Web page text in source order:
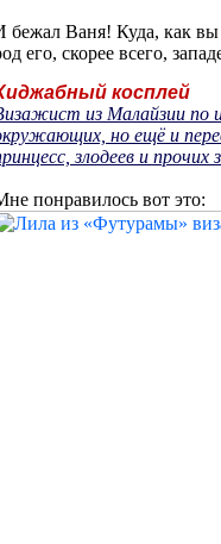
бежал Ваня! Куда, как вы
его, скорее всего,
косплей
из Малайзии по
но ещё и
злодеев и
понравилось вот это: